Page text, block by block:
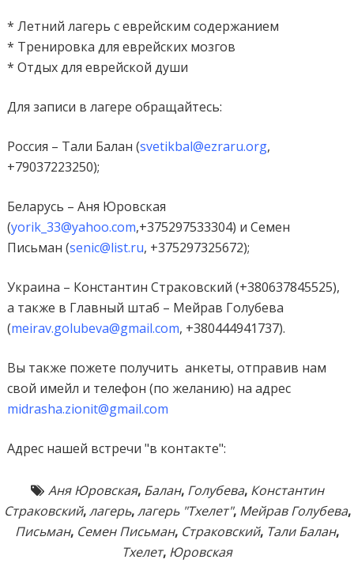
* Летний лагерь с еврейским содержанием
* Тренировка для еврейских мозгов
* Отдых для еврейской души
Для записи в лагере обращайтесь:
Россия – Тали Балан (svetikbal@ezraru.org,
+79037223250);
Беларусь – Аня Юровская
(yorik_33@yahoo.com,+375297533304) и Семен
Письман (senic@list.ru, +375297325672);
Украина – Константин Страковский (+380637845525),
а также в Главный штаб – Мейрав Голубева
(meirav.golubeva@gmail.com, +380444941737).
Вы также пожете получить анкеты, отправив нам
свой имейл и телефон (по желанию) на адрес
midrasha.zionit@gmail.com
Адрес нашей встречи "в контакте":
Аня Юровская, Балан, Голубева, Константин
Страковский,лагерь,лагерь "Тхелет", Мейрав Голубева,
Письман, Семен Письман, Страковский, Тали Балан,
Тхелет, Юровская